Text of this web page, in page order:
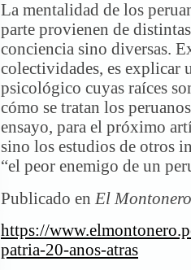
La mentalidad de los
parte provienen de
conciencia sino diversas.
colectividades, es explicar
psicológico cuyas raíces
cómo se tratan los
ensayo, para el próximo
sino los estudios de otros
“el peor enemigo de un
Publicado en El
https://
patria-20-anos-atras